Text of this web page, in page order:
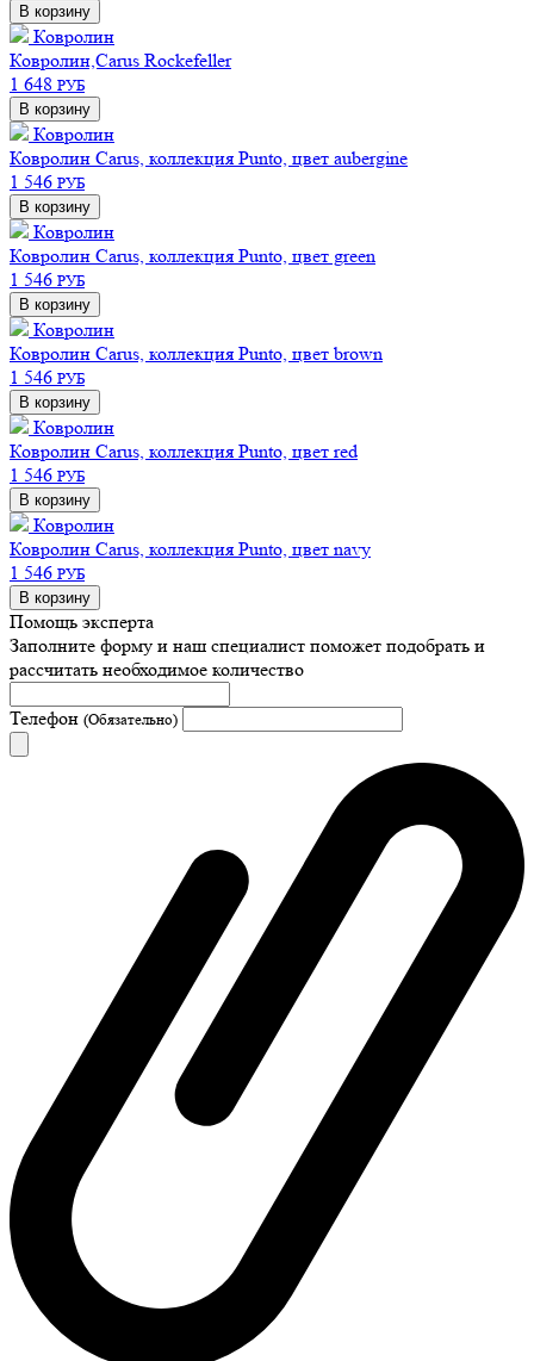
В корзину
Ковролин
Ковролин,Carus Rockefeller
1 648 РУБ
В корзину
Ковролин
Ковролин Carus, коллекция Punto, цвет aubergine
1 546 РУБ
В корзину
Ковролин
Ковролин Carus, коллекция Punto, цвет green
1 546 РУБ
В корзину
Ковролин
Ковролин Carus, коллекция Punto, цвет brown
1 546 РУБ
В корзину
Ковролин
Ковролин Carus, коллекция Punto, цвет red
1 546 РУБ
В корзину
Ковролин
Ковролин Carus, коллекция Punto, цвет navy
1 546 РУБ
В корзину
Помощь эксперта
Заполните форму и наш специалист поможет подобрать и
рассчитать необходимое количество
Телефон (Обязательно)